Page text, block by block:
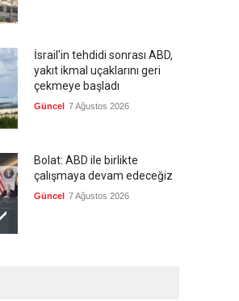
İsrail'in tehdidi sonrası ABD,
yakıt ikmal uçaklarını geri
çekmeye başladı
Güncel 7 Ağustos 2026
Bolat: ABD ile birlikte
çalışmaya devam edeceğiz
Güncel 7 Ağustos 2026